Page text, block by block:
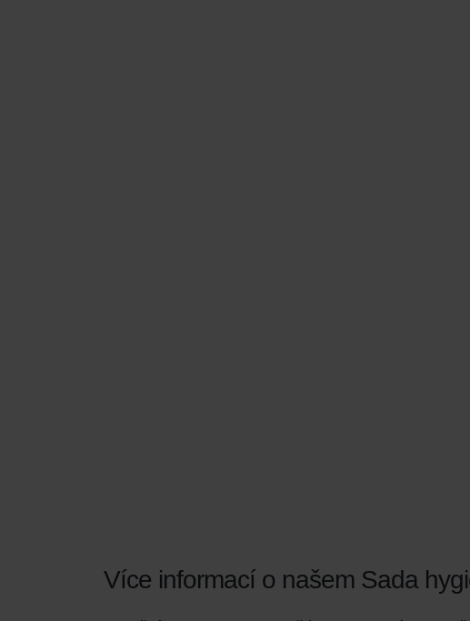
Více informací o našem Sada